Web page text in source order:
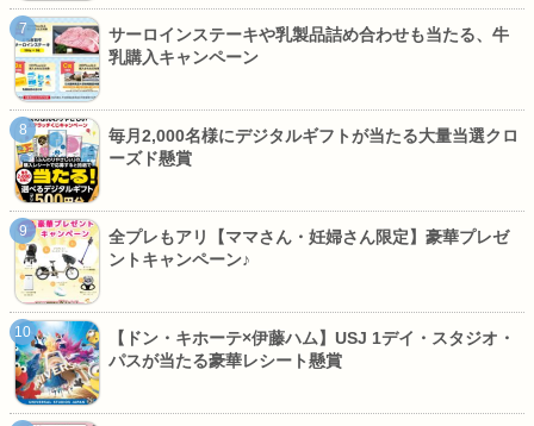
サーロインステーキや乳製品詰め合わせも当たる、牛
乳購入キャンペーン
毎月2,000名様にデジタルギフトが当たる大量当選クロ
ーズド懸賞
全プレもアリ【ママさん・妊婦さん限定】豪華プレゼ
ントキャンペーン♪
【ドン・キホーテ×伊藤ハム】USJ 1デイ・スタジオ・
パスが当たる豪華レシート懸賞